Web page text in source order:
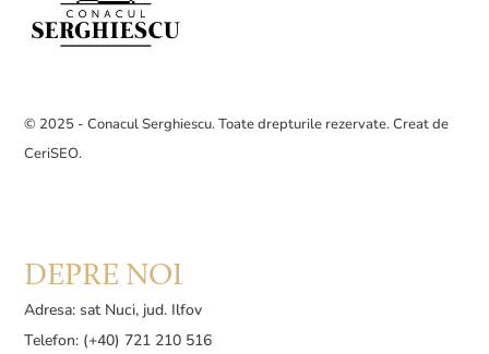
© 2025 - Conacul Serghiescu. Toate drepturile rezervate. Creat de
CeriSEO.
DEPRE NOI
Adresa: sat Nuci, jud. Ilfov
Telefon: (+40) 721 210 516